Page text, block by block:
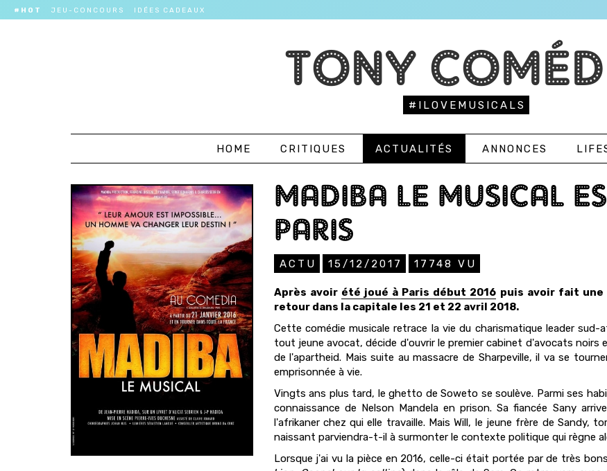
#HOT JEU-CONCOURS IDÉES CADEAUX
TONY
#ILOVEMUSICALS
HOME CRITIQUES ACTUALITÉS ANNONCES
MADIBA LE MUSICAL
PARIS
ACTU 15/12/2017 17748 VU
Après avoir été joué à Paris début 2016 puis avoir fait une
retour dans la capitale les 21 et 22 avril 2018.
Cette comédie musicale retrace la vie du charismatique leader sud-
tout jeune avocat, décide d'ouvrir le premier cabinet d'avocats noirs
de l'apartheid. Mais suite au massacre de Sharpeville, il va se
emprisonnée à vie.
Vingts ans plus tard, le ghetto de Soweto se soulève. Parmi ses
connaissance de Nelson Mandela en prison. Sa fiancée Sany
l'afrikaner chez qui elle travaille. Mais Will, le jeune frère de Sandy,
naissant parviendra-t-il à surmonter le contexte politique qui règne
Lorsque j'ai vu la pièce en 2016, celle-ci était portée par de très